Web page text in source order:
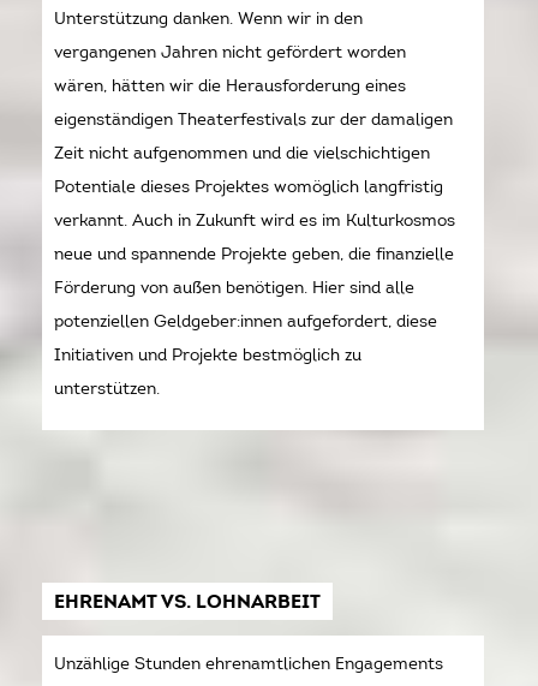
Unterstützung danken. Wenn wir in den
vergangenen Jahren nicht gefördert worden
wären, hätten wir die Herausforderung eines
eigenständigen Theaterfestivals zur der damaligen
Zeit nicht aufgenommen und die vielschichtigen
Potentiale dieses Projektes womöglich langfristig
verkannt. Auch in Zukunft wird es im Kulturkosmos
neue und spannende Projekte geben, die finanzielle
Förderung von außen benötigen. Hier sind alle
potenziellen Geldgeber:innen aufgefordert, diese
Initiativen und Projekte bestmöglich zu
unterstützen.
EHRENAMT VS. LOHNARBEIT
Unzählige Stunden ehrenamtlichen Engagements